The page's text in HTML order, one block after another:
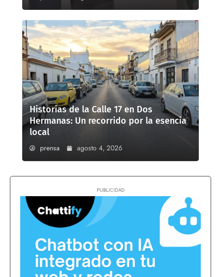
Historias de la Calle 17 en Dos
Hermanas: Un recorrido por la esencia
local
prensa agosto 4, 2026